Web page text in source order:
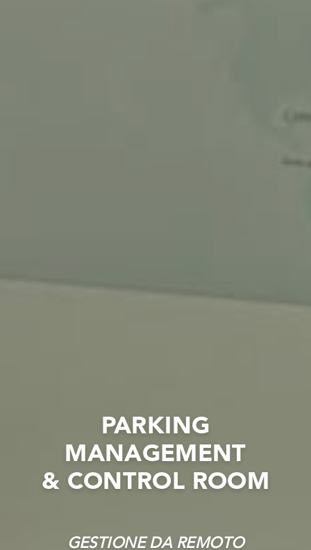
PARKING
MANAGEMENT
& CONTROL ROOM
GESTIONE DA REMOTO